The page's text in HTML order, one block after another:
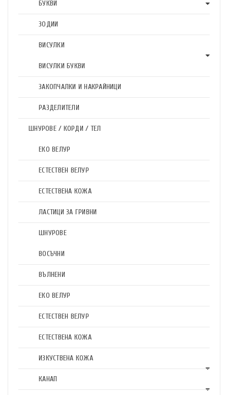
БУКВИ
ЗОДИИ
ВИСУЛКИ
ВИСУЛКИ БУКВИ
ЗАКОПЧАЛКИ И НАКРАЙНИЦИ
РАЗДЕЛИТЕЛИ
ШНУРОВЕ / КОРДИ / ТЕЛ
ЕКО ВЕЛУР
ЕСТЕСТВЕН ВЕЛУР
ЕСТЕСТВЕНА КОЖА
ЛАСТИЦИ ЗА ГРИВНИ
ШНУРОВЕ
ВОСЪЧНИ
ВЪЛНЕНИ
ЕКО ВЕЛУР
ЕСТЕСТВЕН ВЕЛУР
ЕСТЕСТВЕНА КОЖА
ИЗКУСТВЕНА КОЖА
КАНАП